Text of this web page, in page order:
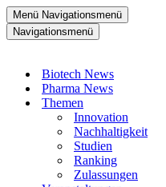
Menü Navigationsmenü
Navigationsmenü
Biotech News
Pharma News
Themen
Innovation
Nachhaltigkeit
Studien
Ranking
Zulassungen